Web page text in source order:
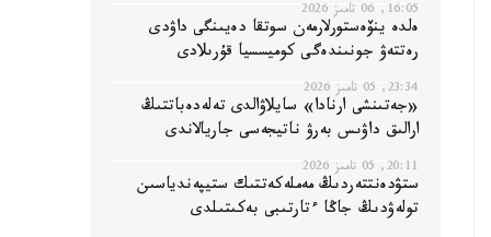
16:05, 06 تامىز 2026
ەلدە ينۆەستورلارمەن سوتقا دەيىنگى داۋدى
رەتتەۋ جونىندەگى كوميسسيا قۇرىلادى
23:34, 05 تامىز 2026
«جەتىنشى ارنادا» سايلاۋالدى تەلەدەباتتىڭ
ارالىق داۋىس بەرۋ ناتيجەسى جاريالاندى
20:11, 05 تامىز 2026
ستۋدەنتتەردىڭ مەملەكەتتىك ستيپەندياسىن
تولەۋدىڭ جاڭا ءتارتىبى بەكىتىلدى